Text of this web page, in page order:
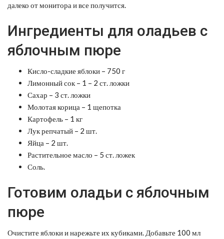
далеко от монитора и все получится.
Ингредиенты для оладьев с
яблочным пюре
Кисло-сладкие яблоки – 750 г
Лимонный сок – 1 – 2 ст. ложки
Сахар – 3 ст. ложки
Молотая корица – 1 щепотка
Картофель – 1 кг
Лук репчатый – 2 шт.
Яйца – 2 шт.
Растительное масло – 5 ст. ложек
Соль.
Готовим оладьи с яблочным
пюре
Очистите яблоки и нарежьте их кубиками. Добавьте 100 мл